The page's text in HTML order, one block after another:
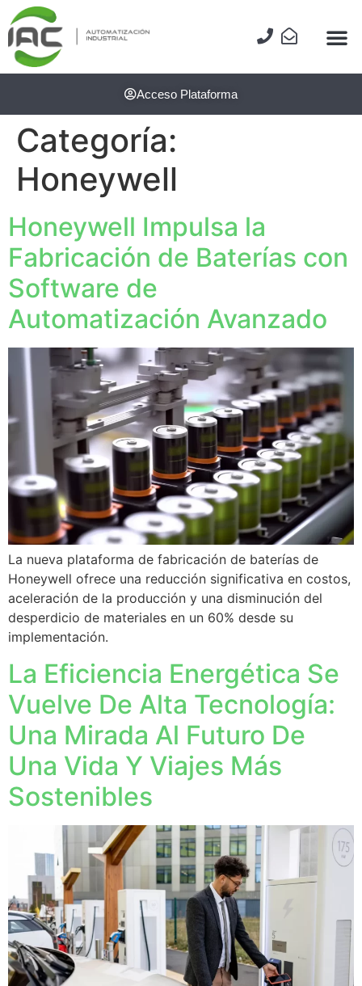
Acceso Plataforma
Categoría:
Honeywell
Honeywell Impulsa la
Fabricación de Baterías con
Software de
Automatización Avanzado
La nueva plataforma de fabricación de baterías de
Honeywell ofrece una reducción significativa en costos,
aceleración de la producción y una disminución del
desperdicio de materiales en un 60% desde su
implementación.
La Eficiencia Energética Se
Vuelve De Alta Tecnología:
Una Mirada Al Futuro De
Una Vida Y Viajes Más
Sostenibles